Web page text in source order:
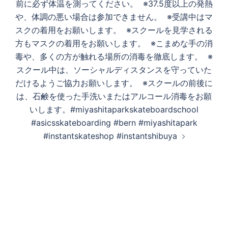
前に必ず体温を測ってください。 ※37.5度以上の発熱
や、体調の悪い場合は参加できません。 ※受講中はマ
スクの着用をお願いします。 ※スクールを見学される
方もマスクの着用をお願いします。 ※こまめな手の消
毒や、多くの方が触れる場所の消毒を徹底します。 ※
スクール中は、ソーシャルディスタンスを守っていた
だけるようご協力お願いします。 ※スクールの前後に
は、石鹸を使った手洗いまたはアルコール消毒をお願
いします。#miyashitaparkskateboardschool
#asicsskateboarding #bern #miyashitapark
#instantskateshop #instantshibuya